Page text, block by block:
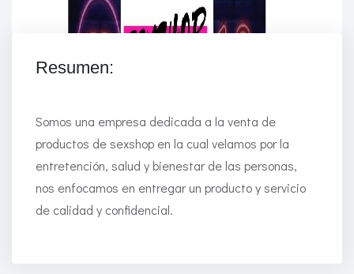
Resumen:
Somos una empresa dedicada a la venta de
productos de sexshop en la cual velamos por la
entretención, salud y bienestar de las personas,
nos enfocamos en entregar un producto y servicio
de calidad y confidencial.